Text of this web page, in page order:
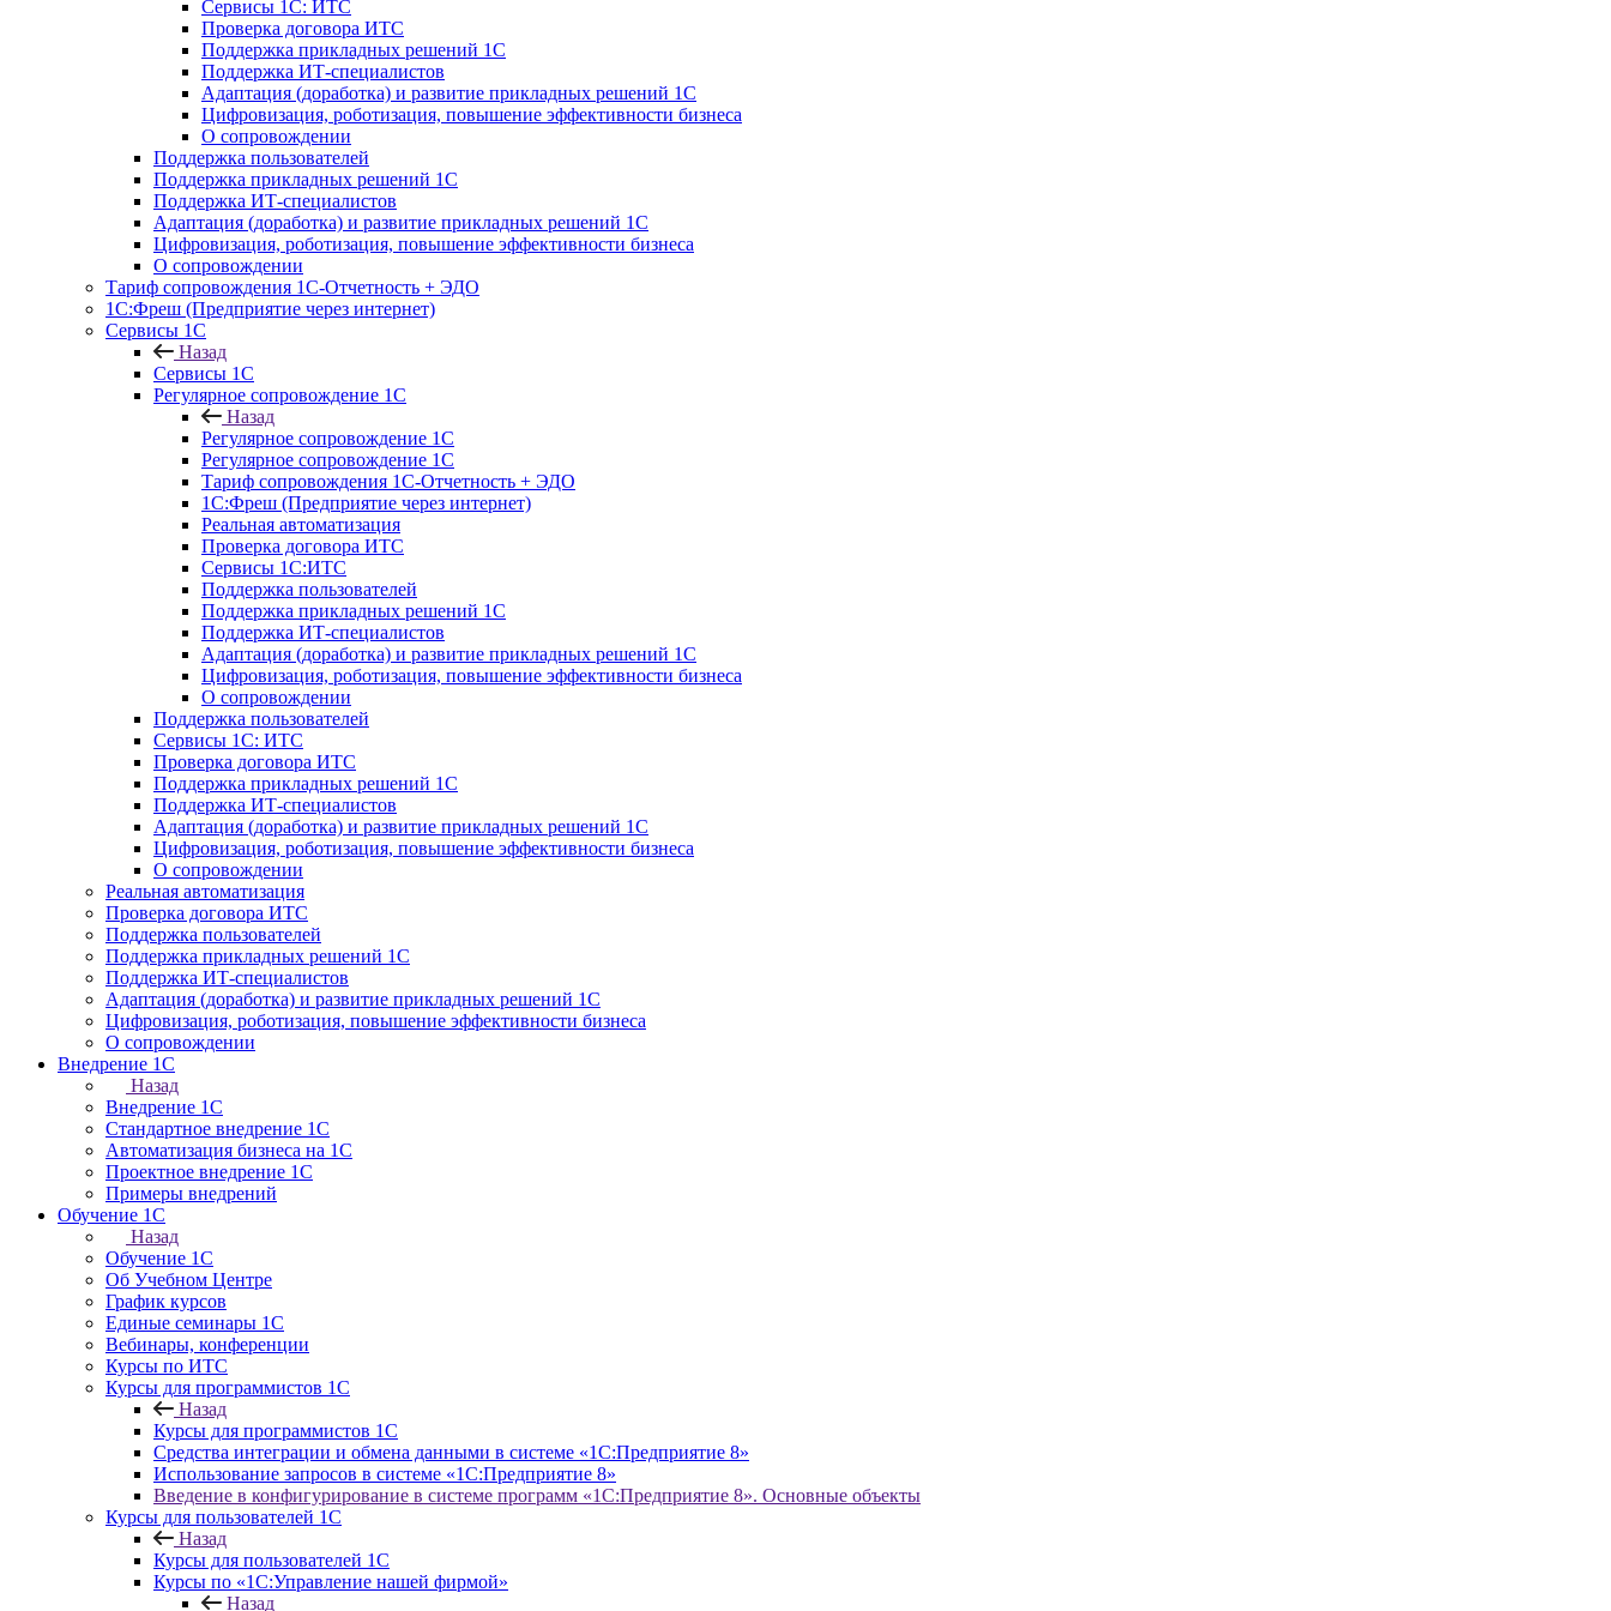
Сервисы 1С: ИТС
Проверка договора ИТС
Поддержка прикладных решений 1С
Поддержка ИТ-специалистов
Адаптация (доработка) и развитие прикладных решений 1С
Цифровизация, роботизация, повышение эффективности бизнеса
О сопровождении
Поддержка пользователей
Поддержка прикладных решений 1С
Поддержка ИТ-специалистов
Адаптация (доработка) и развитие прикладных решений 1С
Цифровизация, роботизация, повышение эффективности бизнеса
О сопровождении
Тариф сопровождения 1С-Отчетность + ЭДО
1С:Фреш (Предприятие через интернет)
Сервисы 1С
Назад
Сервисы 1С
Регулярное сопровождение 1С
Назад
Регулярное сопровождение 1С
Регулярное сопровождение 1С
Тариф сопровождения 1С-Отчетность + ЭДО
1С:Фреш (Предприятие через интернет)
Реальная автоматизация
Проверка договора ИТС
Сервисы 1С:ИТС
Поддержка пользователей
Поддержка прикладных решений 1С
Поддержка ИТ-специалистов
Адаптация (доработка) и развитие прикладных решений 1С
Цифровизация, роботизация, повышение эффективности бизнеса
О сопровождении
Поддержка пользователей
Сервисы 1С: ИТС
Проверка договора ИТС
Поддержка прикладных решений 1С
Поддержка ИТ-специалистов
Адаптация (доработка) и развитие прикладных решений 1С
Цифровизация, роботизация, повышение эффективности бизнеса
О сопровождении
Реальная автоматизация
Проверка договора ИТС
Поддержка пользователей
Поддержка прикладных решений 1С
Поддержка ИТ-специалистов
Адаптация (доработка) и развитие прикладных решений 1С
Цифровизация, роботизация, повышение эффективности бизнеса
О сопровождении
Внедрение 1С
Назад
Внедрение 1С
Стандартное внедрение 1С
Автоматизация бизнеса на 1С
Проектное внедрение 1С
Примеры внедрений
Обучение 1С
Назад
Обучение 1С
Об Учебном Центре
График курсов
Единые семинары 1С
Вебинары, конференции
Курсы по ИТС
Курсы для программистов 1С
Назад
Курсы для программистов 1С
Средства интеграции и обмена данными в системе «1С:Предприятие 8»
Использование запросов в системе «1С:Предприятие 8»
Введение в конфигурирование в системе программ «1С:Предприятие 8». Основные объекты
Курсы для пользователей 1С
Назад
Курсы для пользователей 1С
Курсы по «1С:Управление нашей фирмой»
Назад